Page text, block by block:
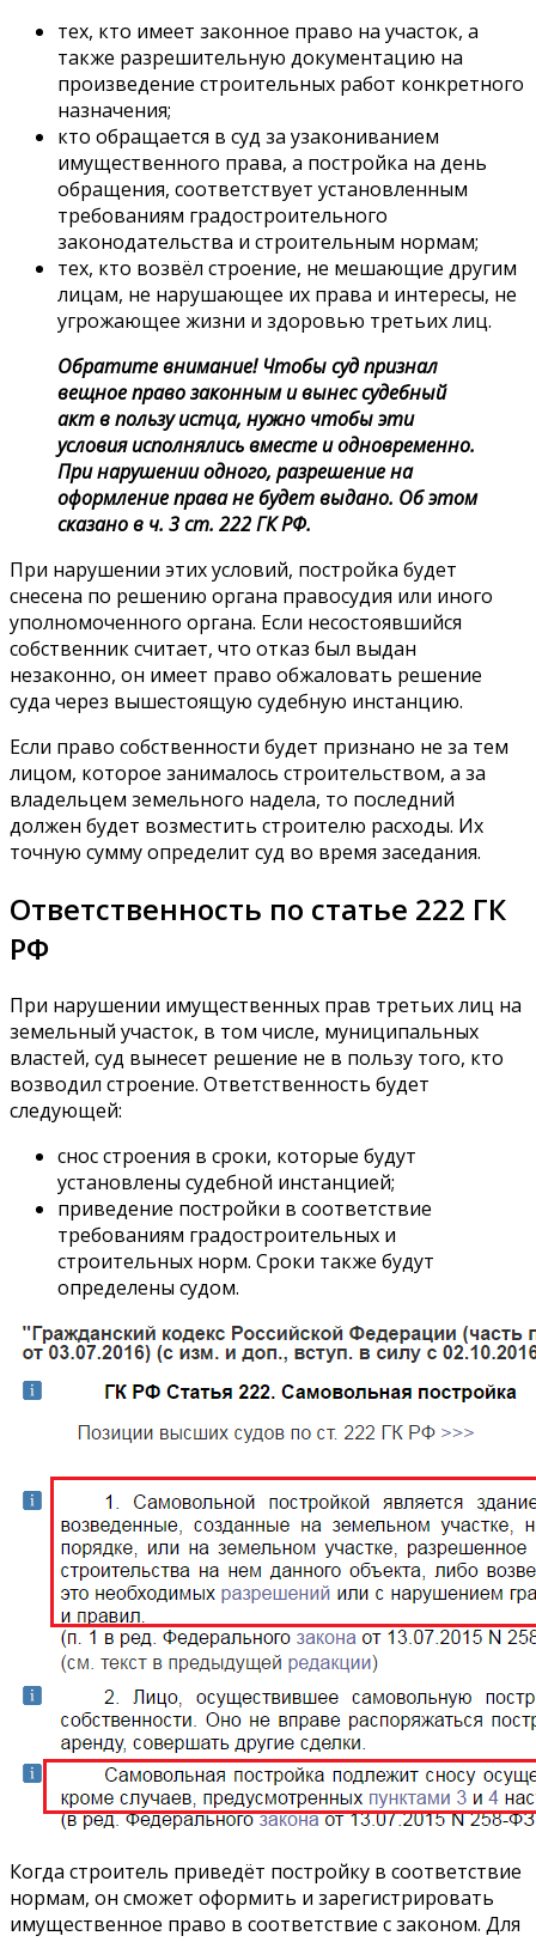
тех, кто имеет законное право на участок, а
также разрешительную документацию на
произведение строительных работ конкретного
назначения;
кто обращается в суд за узакониванием
имущественного права, а постройка на день
обращения, соответствует установленным
требованиям градостроительного
законодательства и строительным нормам;
тех, кто возвёл строение, не мешающие другим
лицам, не нарушающее их права и интересы, не
угрожающее жизни и здоровью третьих лиц.
Обратите внимание! Чтобы суд признал
вещное право законным и вынес судебный
акт в пользу истца, нужно чтобы эти
условия исполнялись вместе и одновременно.
При нарушении одного, разрешение на
оформление права не будет выдано. Об этом
сказано в ч. 3 ст. 222 ГК РФ.
При нарушении этих условий, постройка будет
снесена по решению органа правосудия или иного
уполномоченного органа. Если несостоявшийся
собственник считает, что отказ был выдан
незаконно, он имеет право обжаловать решение
суда через вышестоящую судебную инстанцию.
Если право собственности будет признано не за тем
лицом, которое занималось строительством, а за
владельцем земельного надела, то последний
должен будет возместить строителю расходы. Их
точную сумму определит суд во время заседания.
Ответственность по статье 222 ГК
РФ
При нарушении имущественных прав третьих лиц на
земельный участок, в том числе, муниципальных
властей, суд вынесет решение не в пользу того, кто
возводил строение. Ответственность будет
следующей:
снос строения в сроки, которые будут
установлены судебной инстанцией;
приведение постройки в соответствие
требованиям градостроительных и
строительных норм. Сроки также будут
определены судом.
Когда строитель приведёт постройку в соответствие
нормам, он сможет оформить и зарегистрировать
имущественное право в соответствие с законом. Для